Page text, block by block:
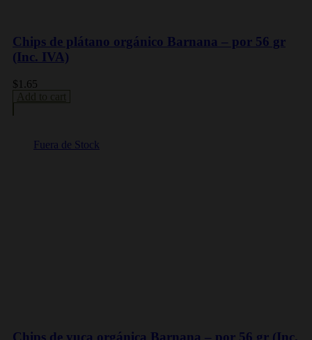
Chips de plátano orgánico Barnana – por 56 gr
(Inc. IVA)
$ 1.65
Add to cart
Fuera de Stock
Chips de yuca orgánica Barnana – por 56 gr (Inc.